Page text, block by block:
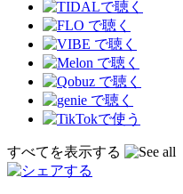
すべてを表示する